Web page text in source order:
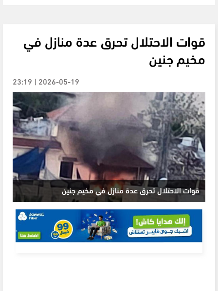
قوات الاحتلال تحرق عدة منازل في
مخيم جنين
2026-05-19 | 23:19
قوات الاحتلال تحرق عدة منازل في مخيم جنين